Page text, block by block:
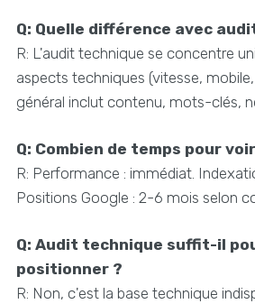
Q: Quelle différence avec
R: L'audit technique se concentre
aspects techniques (vitesse,
général inclut contenu, mots-clés,
Q: Combien de temps pour
R: Performance : immédiat.
Positions Google : 2-6 mois selon
Q: Audit technique suffit-il
positionner ?
R: Non, c'est la base technique